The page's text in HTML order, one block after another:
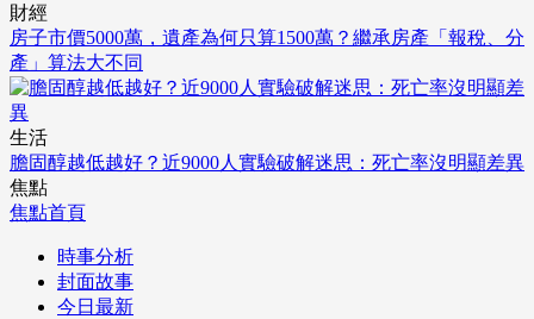
財經
房子市價5000萬，遺產為何只算1500萬？繼承房產「報稅、分
產」算法大不同
生活
膽固醇越低越好？近9000人實驗破解迷思：死亡率沒明顯差異
焦點
焦點首頁
時事分析
封面故事
今日最新